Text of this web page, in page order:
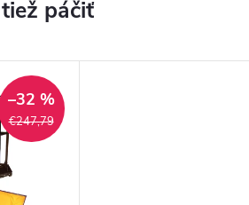
€247,79
–32 %